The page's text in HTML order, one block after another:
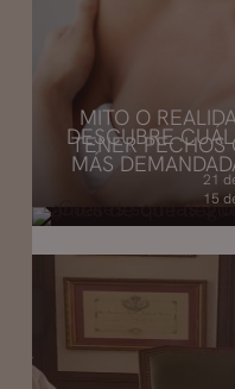
MITO O
TENER PECHOS
21
DESCUBRE
MÁS
15